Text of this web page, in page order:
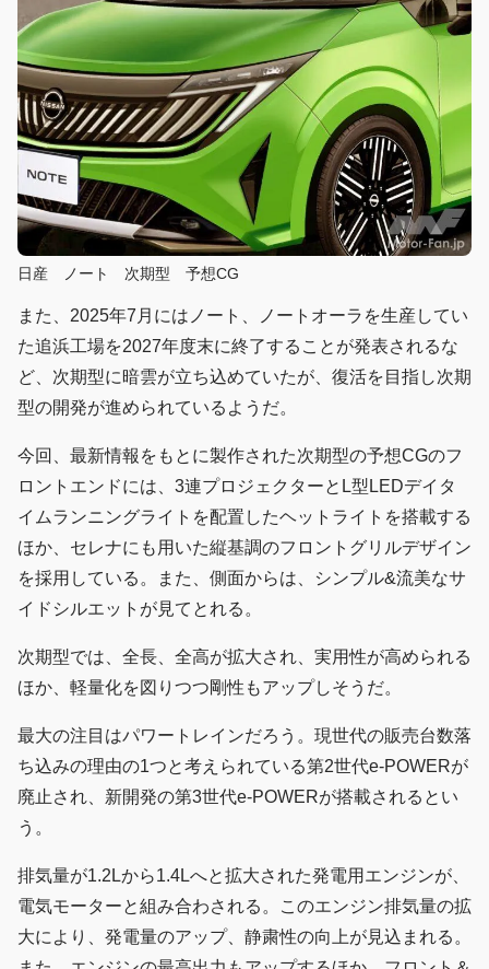
日産 ノート 次期型 予想CG
また、2025年7月にはノート、ノートオーラを生産してい
た追浜工場を2027年度末に終了することが発表されるな
ど、次期型に暗雲が立ち込めていたが、復活を目指し次期
型の開発が進められているようだ。
今回、最新情報をもとに製作された次期型の予想CGのフ
ロントエンドには、3連プロジェクターとL型LEDデイタ
イムランニングライトを配置したヘットライトを搭載する
ほか、セレナにも用いた縦基調のフロントグリルデザイン
を採用している。また、側面からは、シンプル&流美なサ
イドシルエットが見てとれる。
次期型では、全長、全高が拡大され、実用性が高められる
ほか、軽量化を図りつつ剛性もアップしそうだ。
最大の注目はパワートレインだろう。現世代の販売台数落
ち込みの理由の1つと考えられている第2世代e-POWERが
廃止され、新開発の第3世代e-POWERが搭載されるとい
う。
排気量が1.2Lから1.4Lへと拡大された発電用エンジンが、
電気モーターと組み合わされる。このエンジン排気量の拡
大により、発電量のアップ、静粛性の向上が見込まれる。